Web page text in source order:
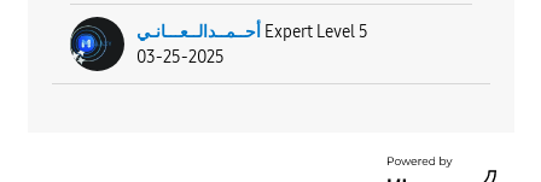
أحــمــدالــعـــانـي Expert Level 5
03-25-2025